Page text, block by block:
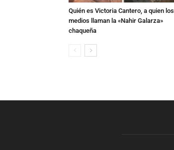
Quién es Victoria Cantero, a quien los
medios llaman la «Nahir Galarza»
chaqueña